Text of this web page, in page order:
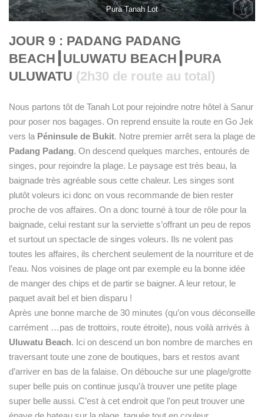
Pura Tanah Lot
JOUR 9 : PADANG PADANG
BEACH ULUWATU BEACH PURA
ULUWATU (2h30 de route au total)
Nous partons tôt de Tanah Lot pour rejoindre notre hôtel à Sanur
pour poser nos bagages. On reprend ensuite la route en Go Jek
vers la Péninsule de Bukit. Notre premier arrêt sera la plage de
Padang Padang. On descend quelques marches, entourés de
singes, pour rejoindre la plage. Le paysage est très beau, la
baignade très agréable sous cette chaleur. Les singes sont
plutôt voleurs ici donc on vous recommande de bien rester
proche de vos affaires. On a donc tourné à tour de rôle pour la
baignade, celui restant sur la serviette s’offrant un peu de repos
et surtout un spectacle de singes voleurs. Ils ne volent pas
toutes les affaires, ils cherchent seulement de la nourriture et de
l’eau. Nos voisines de plage ont par exemple eu la bonne idée
de manger des chips et de partir se baigner. A leur retour, le
paquet avait bel et bien disparu !
Après une bonne marche de 30 minutes (qu’on vous déconseille
carrément …pas de trottoirs, route étroite), nous voilà arrivés à
Uluwatu Beach. Ici on descend un bon nombre de marches en
traversant toute une zone de boutiques, bars et restos avant
d’arriver en bas de la falaise. On débouche sur une plage/grotte
super belle puis on continue jusqu’à trouver une petite plage
super belle aussi. C’est à cet endroit que l’on peut trouver une